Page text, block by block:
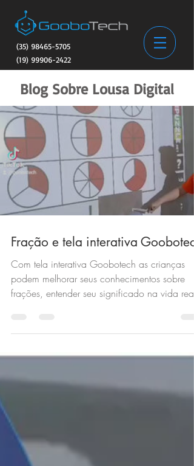
(35) 98465-5705
(19) 99906-2422
Blog Sobre Lousa Digital
Fração e tela interativa Goobotech
Com tela interativa Goobotech as crianças
podem melhorar seus conhecimentos sobre
frações, entender seu significado na vida real,